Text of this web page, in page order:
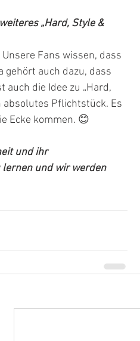
„Hard, Style &
Fans wissen, dass
auch dazu, dass
die Idee zu „Hard,
absolutes Pflichtstück. Es
Ecke kommen. 😊
und ihr
lernen und wir werden